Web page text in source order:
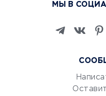
Изучение
Маркетинг и
Репетиторство
Красота и здоровье
МЫ В